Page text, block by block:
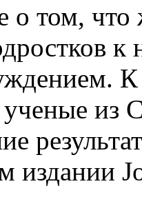
о том,
к
из
издании